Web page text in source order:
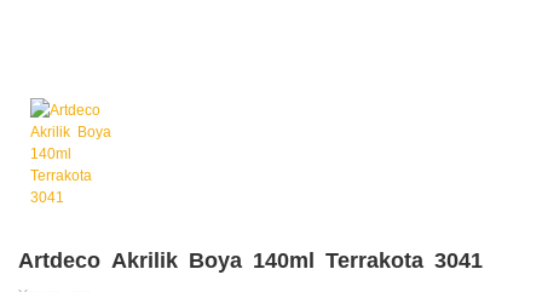
Artdeco Akrilik Boya 140ml Terrakota 3041